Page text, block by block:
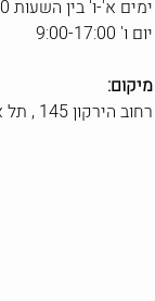
ימים א'-ו' בין השעות 9:00-18:00
יום ו' 9:00-17:00
מיקום:
רחוב הירקון 145 , תל אביב